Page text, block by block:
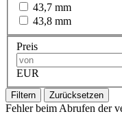
43,7 mm
43,8 mm
Preis
EUR
Filtern Zurücksetzen
Fehler beim Abrufen der